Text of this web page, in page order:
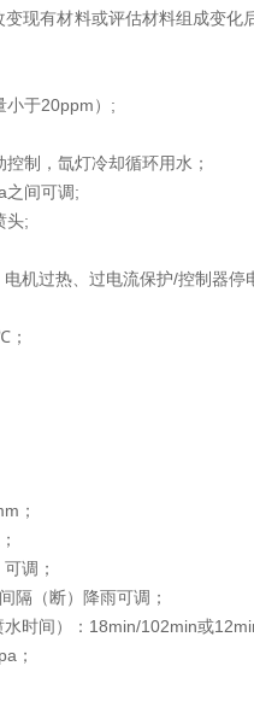
现有材料或评估材料组成变
小于20ppm）;
制，氙灯冷却循环用水；
之间可调;
头;
机过热、过电流保护/控制器停
；
调；
隔（断）降雨可调；
时间）：18min/102min或
；